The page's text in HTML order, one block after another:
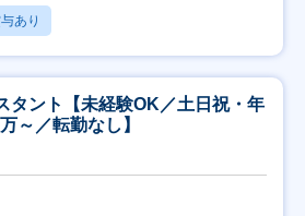
あり
タント【未経験OK／土日祝・年
～／転勤なし】